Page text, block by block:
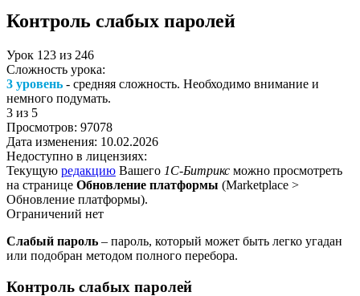
Контроль слабых паролей
Урок 123 из 246
Сложность урока:
3 уровень - средняя сложность. Необходимо внимание и
немного подумать.
3 из 5
Просмотров: 97078
Дата изменения: 10.02.2026
Недоступно в лицензиях:
Текущую редакцию Вашего 1С-Битрикс можно просмотреть
на странице Обновление платформы (Marketplace >
Обновление платформы).
Ограничений нет
Слабый пароль – пароль, который может быть легко угадан
или подобран методом полного перебора.
Контроль слабых паролей